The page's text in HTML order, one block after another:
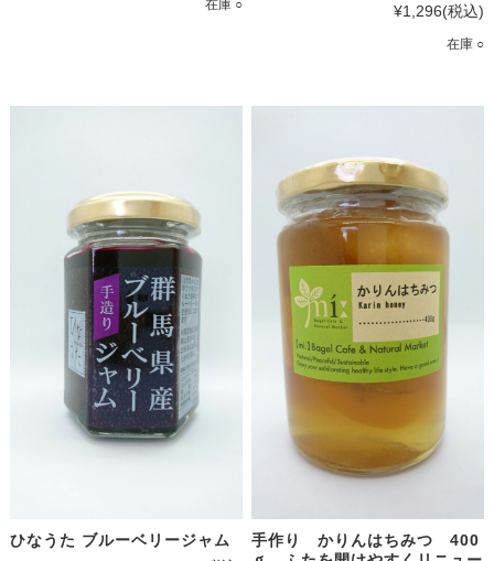
在庫 ○
¥1,296(税込)
在庫 ○
ひなうた ブルーベリージャム
手作り かりんはちみつ 400